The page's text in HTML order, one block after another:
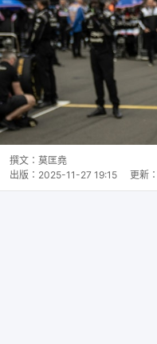
撰文： 莫匡堯
出版： 2025-11-27 19:15 更新：